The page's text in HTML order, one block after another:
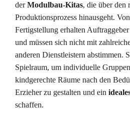
derModulbau-Kitas, die über den
Produktionsprozess hinausgeht.
Fertigstellung erhalten Auftraggeber
und müssen sich nicht mit
anderen Dienstleistern abstimmen.
Spielraum, um individuelle
kindgerechte Räume nach den
Erzieher zu gestalten und ein
schaffen.